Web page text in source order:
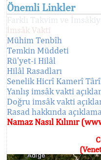
Önemli Linkler
Farklı Takvim ve
İmsâk Vakti
Mühim Tenbîh
Temkin Müddeti
Rü'yet-i Hilâl
Hilâl Rasadları
Senelik Hicrî Kamerî
Yanlış imsâk vakti
Doğru imsâk vakti
Rasad hakkında açıklama
Namaz Nasıl Kılınır